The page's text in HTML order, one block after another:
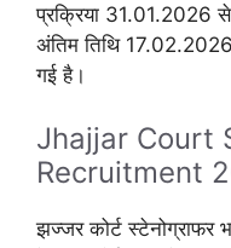
प्रक्रिया 31.01.2026
अंतिम तिथि
गई है।
Jhajjar Court
Recruitment
झज्जर कोर्ट स्टेनोग्राफर